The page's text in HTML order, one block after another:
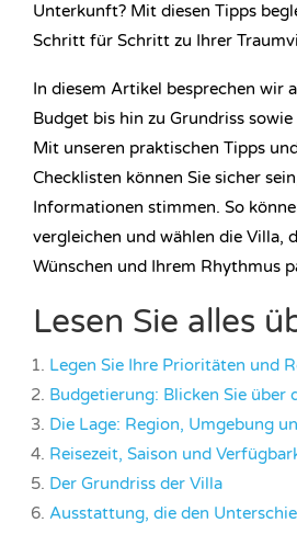
Unterkunft? Mit diesen Tipps
Schritt für Schritt zu Ihrer
In diesem Artikel besprechen wir
Budget bis hin zu Grundriss
Mit unseren praktischen Tipps
Checklisten können Sie sicher
Informationen stimmen. So
vergleichen und wählen die Villa,
Wünschen und Ihrem Rhythmus
Lesen Sie alles
Legen Sie Ihre Prioritäten und
Budgetierung: Blicken Sie über
Die Lage: Region, Umgebung
Reisezeit, Saison und
Der Grundriss der Villa
Ausstattung, die den